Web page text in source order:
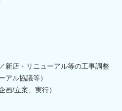
新店・リニューアル等の工事調整
アル協議等）
画/立案、実行）